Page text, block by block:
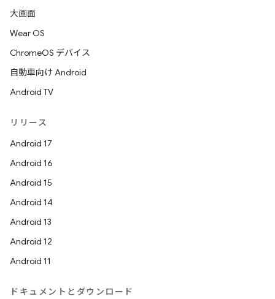
大画面
Wear OS
ChromeOS デバイス
自動車向け Android
Android TV
リリース
Android 17
Android 16
Android 15
Android 14
Android 13
Android 12
Android 11
ドキュメントとダウンロード